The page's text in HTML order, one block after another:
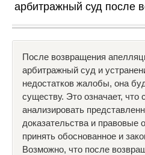
арбитражный суд после
После возвращения
арбитражный суд и
недостатков жалобы, она
существу. Это означает, что
анализировать
доказательства и правовые
принять обоснованное и
Возможно, что после